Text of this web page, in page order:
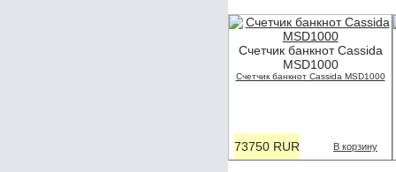
Счетчик банкнот Cassida
MSD1000
Счетчик банкнот Cassida MSD1000
73750 RUR В корзину